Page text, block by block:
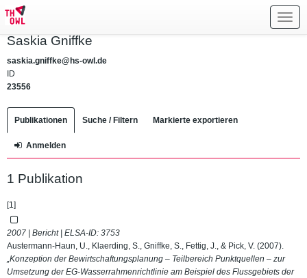
Saskia Gniffke
saskia.gniffke@hs-owl.de
ID
23556
Publikationen Suche / Filtern Markierte exportieren
Anmelden
1 Publikation
[1]
2007 | Bericht | ELSA-ID: 3753
Austermann-Haun, U., Klaerding, S., Gniffke, S., Fettig, J., & Pick, V. (2007).
„Konzeption der Bewirtschaftungsplanung – Teilbereich Punktquellen – zur
Umsetzung der EG-Wasserrahmenrichtlinie am Beispiel des Flussgebiets der